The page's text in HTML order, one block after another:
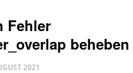
Fehler
beheben
2021